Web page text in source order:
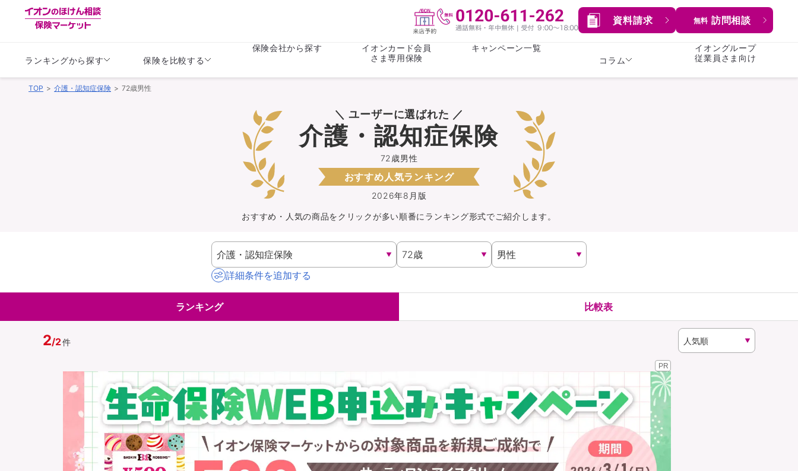
資料請求 無料 訪問相談
ランキングから探す
がん保険 女性医療保険
収入保障保険
持病がある方向け
持病がある方向け
持病がある方向け
がん保険
バイク保険 火災保険
ペット保険
スマホ保険
イオンカード会員さま
専用保険（損害保険）
WAON POINT還元型保険
保険を比較する
がん保険 女性医療保険
収入保障保険 介護・認知症保険
保険会社から探す
イオンカード会員
さま専用保険
キャンペーン一覧
コラム
ライフステージ 心配事
イオングループ
従業員さま向け
TOP 介護・認知症保険 72歳男性
＼ ユーザーに選ばれた ／
2026年8月版
72歳男性
介護・認知症保険
おすすめ人気ランキング
おすすめ・人気の商品をクリックが多い順番にランキング形式でご紹介します。
詳細条件を追加する
ランキング 比較表
2/2件
PR